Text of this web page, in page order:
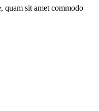
quam sit amet commodo